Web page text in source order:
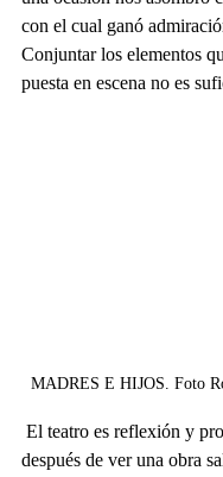
con el cual ganó
Conjuntar los elementos
puesta en escena no es
MADRES E HIJOS. Foto
después de ver una obra